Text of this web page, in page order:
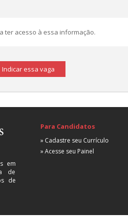
ter acesso à essa informação.
Indicar essa vaga
em
de
de
Para Candidatos
» Cadastre seu Currículo
» Acesse seu Painel